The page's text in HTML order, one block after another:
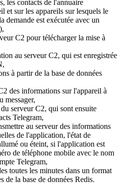
les contacts de l'annuaire
et sur les appareils sur lesquels le
demande est exécutée avec un
C2 pour télécharger la mise à
au serveur C2, qui est enregistrée
à partir de la base de données
des informations sur l'appareil à
messager,
serveur C2, qui sont ensuite
Telegram,
au serveur des informations
de l'application, l'état de
ou éteint, si l'application est
de téléphone mobile avec le nom
Telegram,
toutes les minutes dans un format
de la base de données Redis.